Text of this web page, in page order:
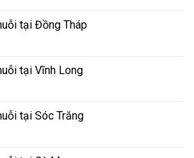
tại Đồng Tháp
tại Vĩnh Long
tại Sóc Trăng